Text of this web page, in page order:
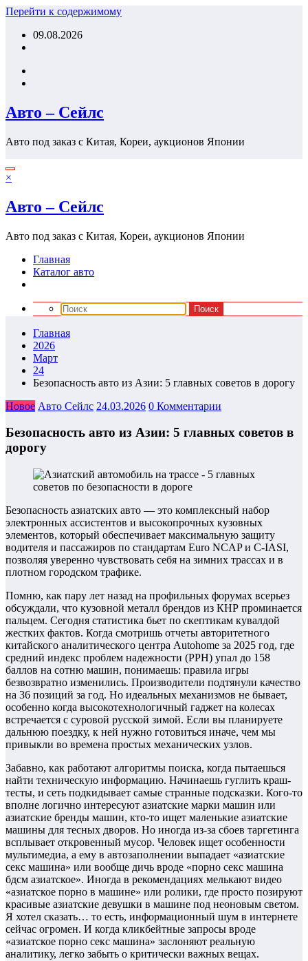
Перейти к содержимому
09.08.2026
Авто – Сейлс
Авто под заказ с Китая, Кореи, аукционов Японии
×
Авто – Сейлс
Авто под заказ с Китая, Кореи, аукционов Японии
Главная
Каталог авто
Главная
2026
Март
24
Безопасность авто из Азии: 5 главных советов в дорогу
Новое Авто Сейлс 24.03.2026 0 Комментарии
Безопасность авто из Азии: 5 главных советов в
дорогу
Безопасность азиатских авто — это комплексный набор
электронных ассистентов и высокопрочных кузовных
элементов, который обеспечивает максимальную защиту
водителя и пассажиров по стандартам Euro NCAP и C-IASI,
позволяя уверенно чувствовать себя на зимних трассах и в
плотном городском трафике.
Помню, как пару лет назад на профильных форумах всерьез
обсуждали, что кузовной металл брендов из КНР проминается
пальцем. Сегодня статистика бьет по скептикам кувалдой
жестких фактов. Когда смотришь отчеты авторитетного
китайского аналитического центра Autohome за 2025 год, где
средний индекс проблем надежности (PPH) упал до 158
баллов на сотню машин, понимаешь: правила игры
безвозвратно изменились. Производители подтянули качество
на 36 позиций за год. Но идеальных механизмов не бывает,
особенно когда высокотехнологичный гаджет на колесах
встречается с суровой русской зимой. Если вы планируете
дальнюю поездку, к ней нужно готовиться иначе, чем мы
привыкли во времена простых механических узлов.
Забавно, как работают алгоритмы поиска, когда пытаешься
найти техническую информацию. Начинаешь гуглить краш-
тесты, и сеть подкидывает самые странные подсказки. Кого-то
вполне логично интересуют азиатские марки машин или
азиатские бренды машин, кто-то ищет маленькие азиатские
машины для тесных дворов. Но иногда из-за сбоев таргетинга
всплывает откровенный мусор. Человек ищет особенности
мультимедиа, а ему в автозаполнении выпадает «азиатские
секс машина» или вообще дичь вроде «порно секс машина
бдсм азиатское». Иногда в рекомендациях мелькают видео
«азиатское порно в машине» или ролики, где просто позируют
красивые азиатские девушки в машине под неоновым светом.
Я хотел сказать… то есть, информационный шум в интернете
сейчас огромен. И когда кликбейтные запросы вроде
«азиатское порно секс машина» заслоняют реальную
аналитику, легко забыть о критически важных вещах.